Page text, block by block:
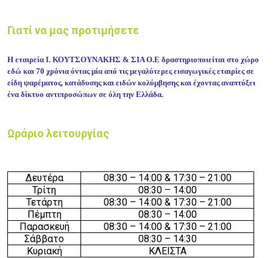
Γιατί να μας προτιμήσετε
Η εταιρεία Ι. ΚΟΥΤΣΟΥΝΑΚΗΣ & ΣΙΑ Ο.Ε δραστηριοποιείται στο χώρο
εδώ και 70 χρόνια όντας μία από τις μεγαλύτερες εισαγωγικές εταιρίες σε
είδη ψαρέματος, κατάδυσης και ειδών κολύμβησης και έχοντας αναπτύξει
ένα δίκτυο αντιπροσώπων σε όλη την Ελλάδα.
Ωράριο λειτουργίας
Δευτέρα
08:30 – 14:00 & 17:30 – 21:00
Τρίτη
08:30 – 14:00
Τετάρτη
08:30 – 14:00 & 17:30 – 21:00
Πέμπτη
08:30 – 14:00
Παρασκευή
08:30 – 14:00 & 17:30 – 21:00
Σάββατο
08:30 – 14:30
Κυριακή
ΚΛΕΙΣΤΑ